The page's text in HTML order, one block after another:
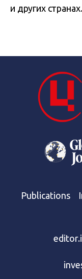
и других странах.
Publications